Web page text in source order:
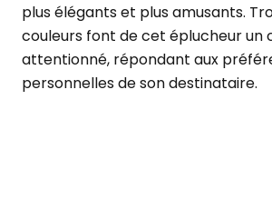
plus élégants et plus amusants.
couleurs font de cet éplucheur un
attentionné, répondant aux
personnelles de son destinataire.